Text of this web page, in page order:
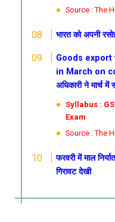
Source : The
भारत को अपनी
Goods
in March on
अधिकारी ने मार्च में
Syllabus :
Exam
Source : The
फरवरी में माल
गिरावट देखी